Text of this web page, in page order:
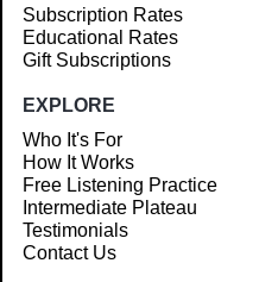
Subscription Rates
Educational Rates
Gift Subscriptions
EXPLORE
Who It's For
How It Works
Free Listening Practice
Intermediate Plateau
Testimonials
Contact Us